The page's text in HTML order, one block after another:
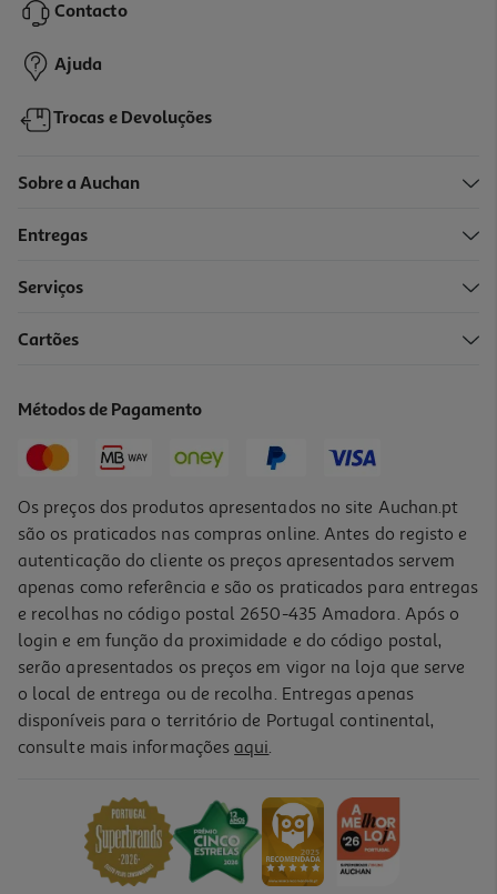
9,99 € PVP de editor
8,99 €
-10%
14,99 € PVP de editor
-10%
Livro O Grande Livro Respostas
PVP de editor
13,49 €
Contacto
Ajuda
Trocas e Devoluções
Sobre a Auchan
Entregas
Serviços
Cartões
Métodos de Pagamento
Os preços dos produtos apresentados no site Auchan.pt
são os praticados nas compras online. Antes do registo e
autenticação do cliente os preços apresentados servem
apenas como referência e são os praticados para entregas
e recolhas no código postal 2650-435 Amadora. Após o
login e em função da proximidade e do código postal,
serão apresentados os preços em vigor na loja que serve
o local de entrega ou de recolha. Entregas apenas
disponíveis para o território de Portugal continental,
consulte mais informações aqui.